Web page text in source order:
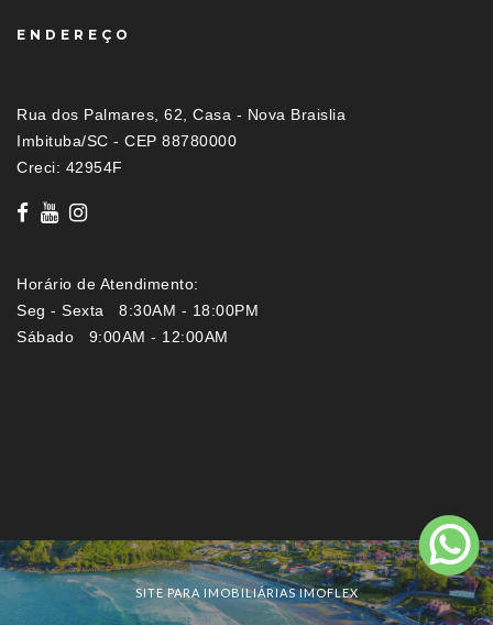
ENDEREÇO
Rua dos Palmares, 62, Casa - Nova Braislia
Imbituba/SC - CEP 88780000
Creci: 42954F
Horário de Atendimento:
Seg - Sexta 8:30AM - 18:00PM
Sábado 9:00AM - 12:00AM
SITE PARA IMOBILIÁRIAS IMOFLEX